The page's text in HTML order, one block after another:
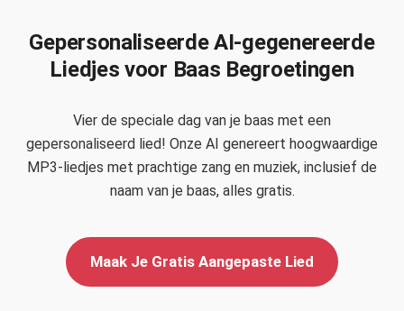
Gepersonaliseerde AI-gegenereerde
Liedjes voor Baas Begroetingen
Vier de speciale dag van je baas met een
gepersonaliseerd lied! Onze AI genereert hoogwaardige
MP3-liedjes met prachtige zang en muziek, inclusief de
naam van je baas, alles gratis.
Maak Je Gratis Aangepaste Lied